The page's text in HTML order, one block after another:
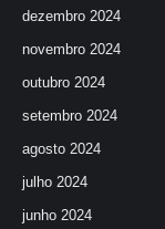
dezembro 2024
novembro 2024
outubro 2024
setembro 2024
agosto 2024
julho 2024
junho 2024